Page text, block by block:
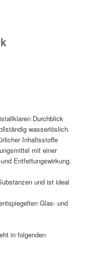
Durchblick
wasserlöslich.
Inhaltsstoffe
mit einer
Entfettungswirkung.
und ist ideal
Glas- und
in folgenden